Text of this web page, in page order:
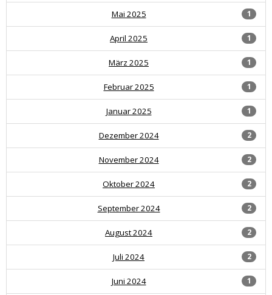
1
Mai 2025
1
April 2025
1
März 2025
1
Februar 2025
1
Januar 2025
2
Dezember 2024
2
November 2024
2
Oktober 2024
2
September 2024
2
August 2024
2
Juli 2024
1
Juni 2024